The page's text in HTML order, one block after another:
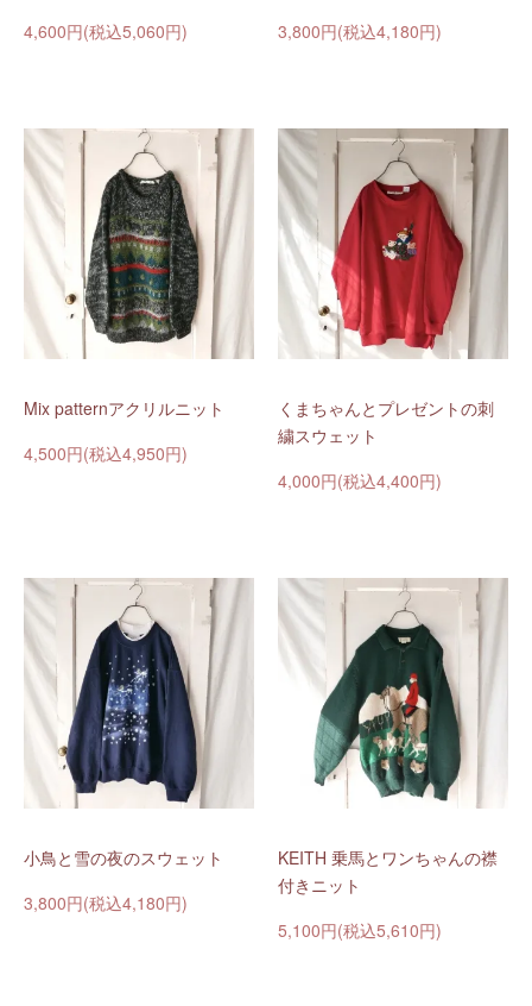
4,600円(税込5,060円) 3,800円(税込4,180円)
Mix patternアクリルニット
4,500円(税込4,950円)
くまちゃんとプレゼントの刺
繍スウェット
4,000円(税込4,400円)
小鳥と雪の夜のスウェット
3,800円(税込4,180円)
KEITH 乗馬とワンちゃんの襟
付きニット
5,100円(税込5,610円)